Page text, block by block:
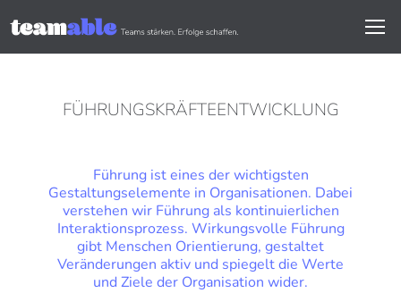
FÜHRUNGSKRÄFTEENTWICKLUNG
Führung ist eines der wichtigsten
Gestaltungselemente in Organisationen. Dabei
verstehen wir Führung als kontinuierlichen
Interaktionsprozess. Wirkungsvolle Führung
gibt Menschen Orientierung, gestaltet
Veränderungen aktiv und spiegelt die Werte
und Ziele der Organisation wider.